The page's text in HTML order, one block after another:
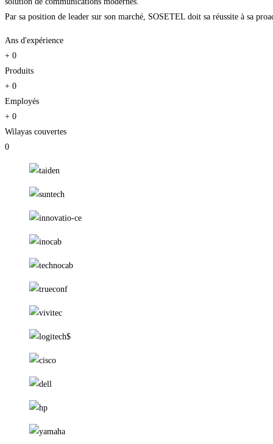
Par sa position de leader sur son marché, SOSETEL doit sa réussite à sa
Ans d'expérience
+ 0
Produits
+ 0
Employés
+ 0
Wilayas couvertes
0